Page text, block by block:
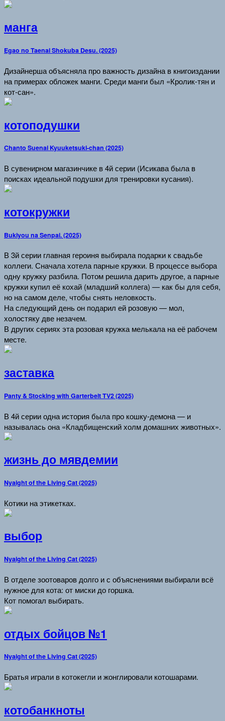
манга
Egao no Taenai Shokuba Desu. (2025)
Дизайнерша объясняла про важность дизайна в книгоиздании
на примерах обложек манги. Среди манги был «Кролик-тян и
кот-сан».
котоподушки
Chanto Suenai Kyuuketsuki-chan (2025)
В сувенирном магазинчике в 4й серии (Исикава была в
поисках идеальной подушки для тренировки кусания).
котокружки
Bukiyou na Senpai. (2025)
В 3й серии главная героиня выбирала подарки к свадьбе
коллеги. Сначала хотела парные кружки. В процессе выбора
одну кружку разбила. Потом решила дарить другое, а парные
кружки купил её кохай (младший коллега) — как бы для себя,
но на самом деле, чтобы снять неловкость.
На следующий день он подарил ей розовую — мол,
холостяку две незачем.
В других сериях эта розовая кружка мелькала на её рабочем
месте.
заставка
Panty & Stocking with Garterbelt TV2 (2025)
В 4й серии одна история была про кошку-демона — и
называлась она «Кладбищенский холм домашних животных».
жизнь до мявдемии
Nyaight of the Living Cat (2025)
Котики на этикетках.
выбор
Nyaight of the Living Cat (2025)
В отделе зоотоваров долго и с объяснениями выбирали всё
нужное для кота: от миски до горшка.
Кот помогал выбирать.
отдых бойцов №1
Nyaight of the Living Cat (2025)
Братья играли в котокегли и жонглировали котошарами.
котобанкноты